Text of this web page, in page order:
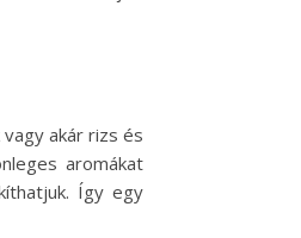
akár rizs és
aromákat
Így egy